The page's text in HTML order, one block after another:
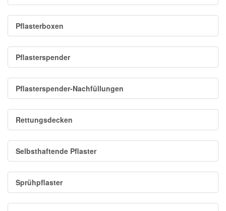
Pflasterboxen
Pflasterspender
Pflasterspender-Nachfüllungen
Rettungsdecken
Selbsthaftende Pflaster
Sprühpflaster